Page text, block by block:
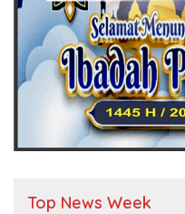
Top News Week